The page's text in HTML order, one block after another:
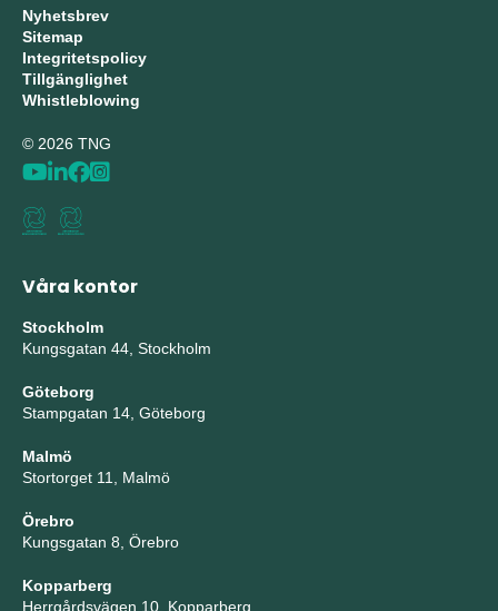
Nyhetsbrev
Sitemap
Integritetspolicy
Tillgänglighet
Whistleblowing
© 2026 TNG
Våra kontor
Stockholm
Kungsgatan 44, Stockholm
Göteborg
Stampgatan 14, Göteborg
Malmö
Stortorget 11, Malmö
Örebro
Kungsgatan 8, Örebro
Kopparberg
Herrgårdsvägen 10, Kopparberg